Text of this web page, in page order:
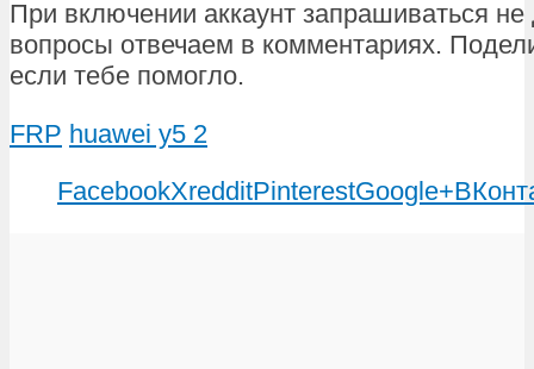
При включении аккаунт запрашиваться
вопросы отвечаем в комментариях.
если тебе помогло.
FRP huawei y5 2
FacebookXredditPinterestGoogle+